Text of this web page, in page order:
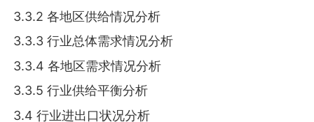
3.3.2 各地区供给情况分析
3.3.3 行业总体需求情况分析
3.3.4 各地区需求情况分析
3.3.5 行业供给平衡分析
3.4 行业进出口状况分析